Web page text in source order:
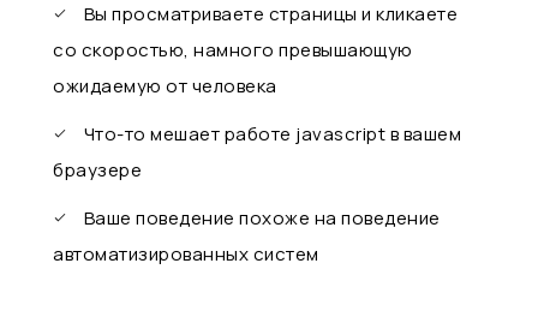
Вы просматриваете страницы и кликаете
со скоростью, намного превышающую
ожидаемую от человека
Что-то мешает работе javascript в вашем
браузере
Ваше поведение похоже на поведение
автоматизированных систем